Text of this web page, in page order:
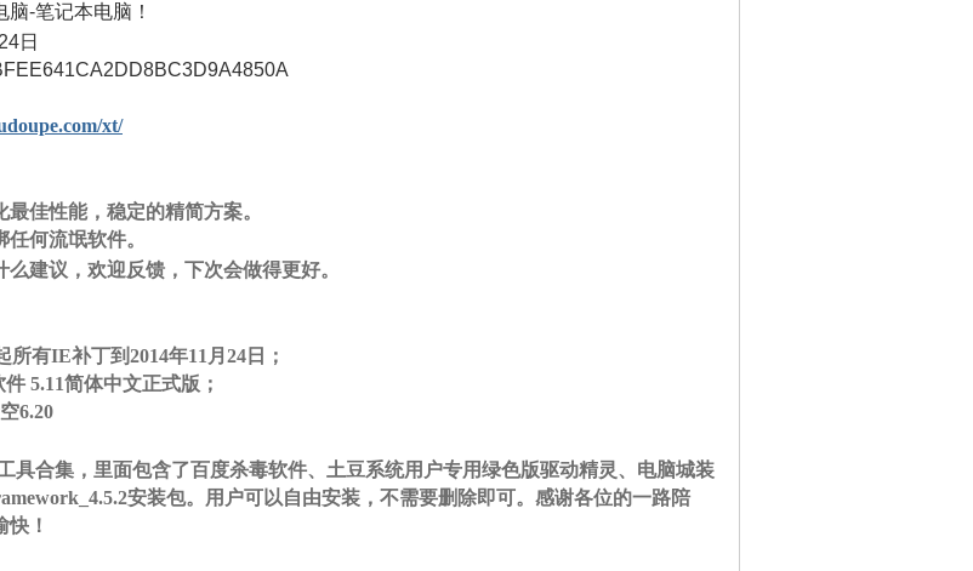
-笔记本电脑！
日
xt/
佳性能，稳定的精简方案。
何流氓软件。
建议，欢迎反馈，下次会做得更好。
有IE补丁到2014年11月24日；
5.11简体中文正式版；
6.20
具合集，里面包含了百度杀毒软件、土豆系统用户专用绿色版驱动精灵、电脑城装
安装包。用户可以自由安装，不需要删除即可。感谢各位的一路陪
！